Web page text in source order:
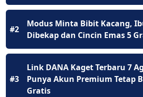
#2
Modus Minta Bibit Kacang,
Dibekap dan Cincin Emas 5
#3
Link DANA Kaget Terbaru 7
Punya Akun Premium Tetap
Gratis